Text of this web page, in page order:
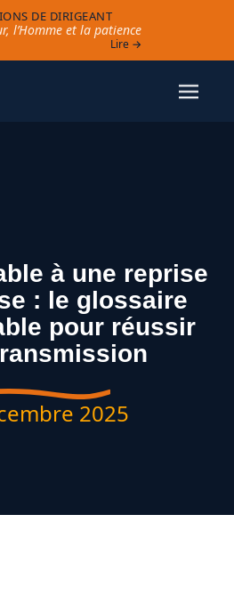
DE DIRIGEANT
l’Homme et la patience
Lire →
à une reprise
: le glossaire
pour réussir
2025